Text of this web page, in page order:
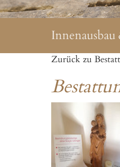
Zurück zu